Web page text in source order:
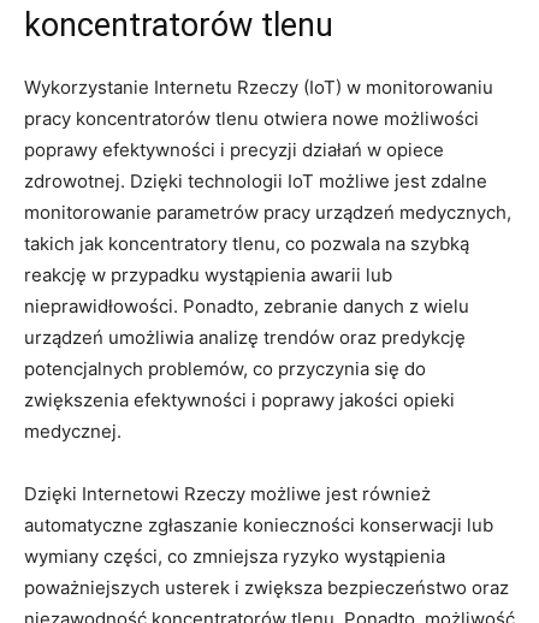
koncentratorów tlenu
Wykorzystanie Internetu ⁣Rzeczy (IoT) w monitorowaniu
pracy⁤ koncentratorów tlenu otwiera⁣ nowe możliwości
poprawy efektywności ‌i precyzji‍ działań w opiece
zdrowotnej.⁤ Dzięki technologii IoT‍ możliwe jest zdalne
monitorowanie parametrów⁤ pracy urządzeń ​medycznych,
takich jak koncentratory tlenu, co pozwala na ‍szybką
reakcję w przypadku ⁤wystąpienia awarii lub
nieprawidłowości. Ponadto, zebranie danych z⁣ wielu‌
urządzeń umożliwia ‍analizę ⁣trendów oraz predykcję
potencjalnych problemów,​ co przyczynia się do
zwiększenia efektywności i​ poprawy jakości opieki
medycznej.
Dzięki Internetowi Rzeczy możliwe⁢ jest również
‌automatyczne​ zgłaszanie‍ konieczności⁢ konserwacji lub
wymiany⁢ części, co zmniejsza ryzyko wystąpienia
poważniejszych ‍usterek⁢ i⁣ zwiększa⁣ bezpieczeństwo oraz
niezawodność koncentratorów tlenu. Ponadto, możliwość